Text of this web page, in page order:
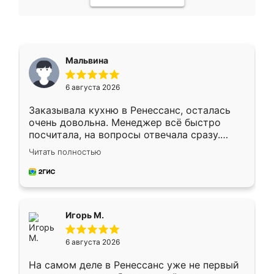
Мальвина
6 августа 2026
Заказывала кухню в Ренессанс, осталась
очень довольна. Менеджер всё быстро
посчитала, на вопросы отвечала сразу.
Замерщик приехал в субботу, подошёл к
делу со всей ответственностью. Собрали
за день, ребята работали аккуратно, даже
Читать полностью
Игорь М.
6 августа 2026
На самом деле в Ренессанс уже не первый